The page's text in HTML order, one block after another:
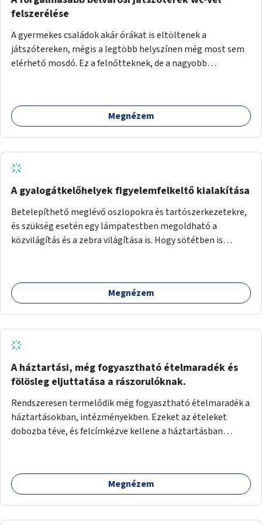
felszerélése
A gyermekes családok akár órákat is eltöltenek a
játszótereken, mégis a legtöbb helyszínen még most sem
elérhető mosdó. Ez a felnőtteknek, de a nagyobb
Megnézem
A gyalogátkelőhelyek figyelemfelkeltő kialakítása
Betelepíthető meglévő oszlopokra és tartószerkezetekre,
és szükség esetén egy lámpatestben megoldható a
közvilágítás és a zebra világítása is. Hogy sötétben is
Megnézem
A háztartási, még fogyasztható ételmaradék és
fölösleg eljuttatása a rászorulóknak.
Rendszeresen termelődik még fogyasztható ételmaradék a
háztartásokban, intézményekben. Ezeket az ételeket
dobozba téve, és felcímkézve kellene a háztartásban
kihelyezés pontos ideje. (A szekrények belső elrendezését,
rekeszeit, beosztását nem tudom, hogy itt kell-e leírni.)
Megnézem